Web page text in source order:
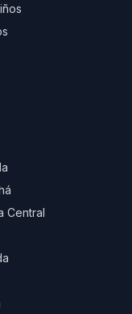
Central